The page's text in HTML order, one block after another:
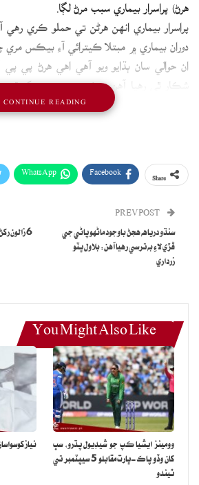
هرڻ) پراسرار بيماري سبب مرڻ لڳا.
پراسرار بيماري انهن هرڻن تي حملو ڪري
دوران بيماري ۾ مبتلا ڪيترائي آءِ بيڪس مري
ان حوالي سان ٻڌايو ويو آهي اهي هرڻ پي پي
ويجهو آءِ بيڪس آهن.
ان موتمار بيماري جي روڪٿام لاءِ سنجيدهه
Facebook
WhatsApp
سنڌو درياهه هجڻ باوجود ماڻهو پاڻي جي
ڦڙي لاءِ به ترسي رهيا آهن: بلاول ڀٽو
زرداري
6 زالون
You Might Also Like
وومينز ايشيا ڪپ جو شيڊيول پڌرو، سڀ
کان وڏو پاڪ-ڀارت مقابلو 5 سيپٽمبر تي
ٿيندو
نياز